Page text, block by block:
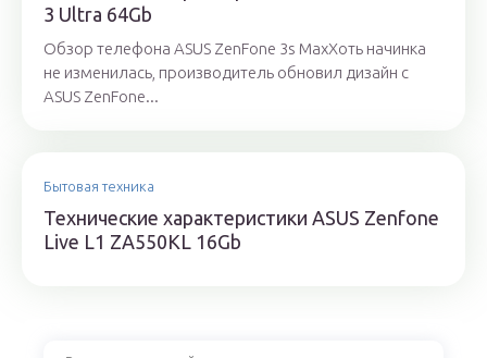
3 Ultra 64Gb
Обзор телефона ASUS ZenFone 3s MaxХоть начинка
не изменилась, производитель обновил дизайн с
ASUS ZenFone...
Бытовая техника
Технические характеристики ASUS Zenfone
Live L1 ZA550KL 16Gb